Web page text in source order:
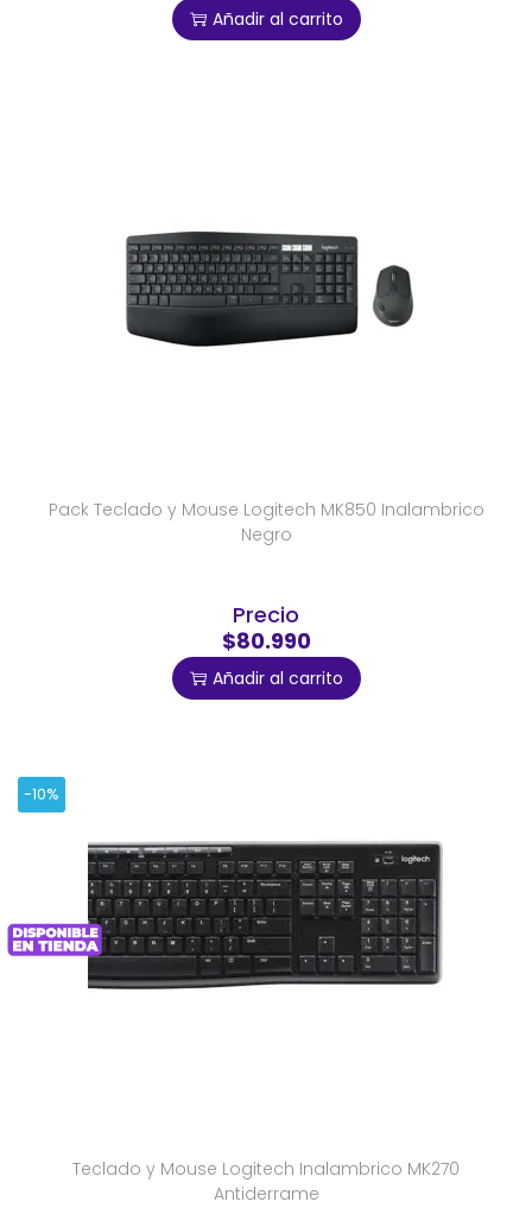
Añadir al carrito
Pack Teclado y Mouse Logitech MK850 Inalambrico
Negro
Precio
$80.990
Añadir al carrito
-10%
Teclado y Mouse Logitech Inalambrico MK270
Antiderrame